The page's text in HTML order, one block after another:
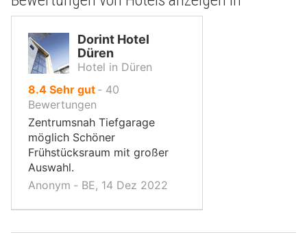
Dorint Hotel
Düren
Hotel in Düren
8.4von
10,
Sehr gut ‐ 40
Bewertungen
Zentrumsnah Tiefgarage
möglich Schöner
Frühstücksraum mit großer
Auswahl.
Anonym ‐ BE, 14 Dez 2022